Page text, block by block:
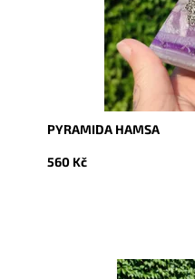
PYRAMIDA HAMSA
560 Kč